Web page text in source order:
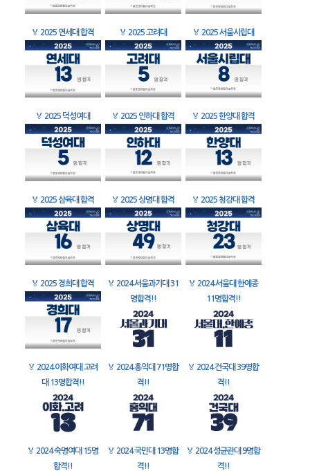
🏅 2025 연세대 합격 🏅 2025 고려대 🏅 2025 서울시립대
🏅 2025 덕성여대 🏅 2025 인하대 합격 🏅 2025 한양대 합격
🏅 2025 삼육대 합격 🏅 2025 상명대 합격 🏅 2025 청강대 합격
🏅 2025 경희대 합격 🏅 2024 서울과기대 31
명합격!!
🏅 2024 서울대 한예종
11명합격!!
🏅 2024 이화여대 고려
대 13명합격!!
🏅 2024 홍익대 71명합
격!!
🏅 2024 건국대 39명합
격!!
🏅 2024 숙명여대 15명
합격!!
🏅 2024 국민대 13명합
격!!
🏅 2024 성균관대 9명합
격!!